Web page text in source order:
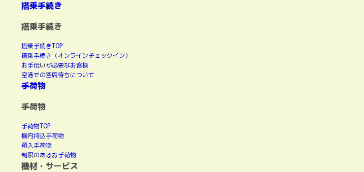
搭乗手続き
搭乗手続き
搭乗手続きTOP
搭乗手続き（オンラインチェックイン）
お手伝いが必要なお客様
空港での空席待ちについて
手荷物
手荷物
手荷物TOP
機内持込手荷物
預入手荷物
制限のあるお手荷物
機材・サービス